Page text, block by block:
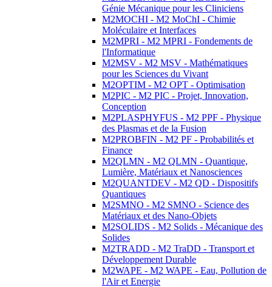
Génie Mécanique pour les Cliniciens
M2MOCHI - M2 MoChI - Chimie
Moléculaire et Interfaces
M2MPRI - M2 MPRI - Fondements de
l'Informatique
M2MSV - M2 MSV - Mathématiques
pour les Sciences du Vivant
M2OPTIM - M2 OPT - Optimisation
M2PIC - M2 PIC - Projet, Innovation,
Conception
M2PLASPHYFUS - M2 PPF - Physique
des Plasmas et de la Fusion
M2PROBFIN - M2 PF - Probabilités et
Finance
M2QLMN - M2 QLMN - Quantique,
Lumière, Matériaux et Nanosciences
M2QUANTDEV - M2 QD - Dispositifs
Quantiques
M2SMNO - M2 SMNO - Science des
Matériaux et des Nano-Objets
M2SOLIDS - M2 Solids - Mécanique des
Solides
M2TRADD - M2 TraDD - Transport et
Développement Durable
M2WAPE - M2 WAPE - Eau, Pollution de
l'Air et Energie